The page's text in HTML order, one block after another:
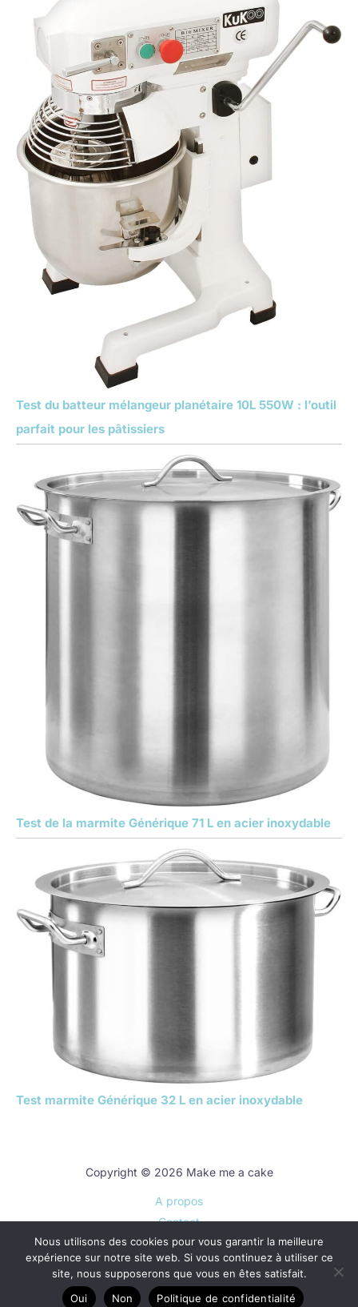
Test du batteur mélangeur planétaire 10L 550W : l’outil
parfait pour les pâtissiers
Test de la marmite Générique 71 L en acier inoxydable
Test marmite Générique 32 L en acier inoxydable
Copyright © 2026 Make me a cake
A propos
Contact
Plan du site
Mentions légales
Politique de confidentialité
Nous utilisons des cookies pour vous garantir la meilleure
expérience sur notre site web. Si vous continuez à utiliser ce
site, nous supposerons que vous en êtes satisfait.
Oui
Non Politique de confidentialité